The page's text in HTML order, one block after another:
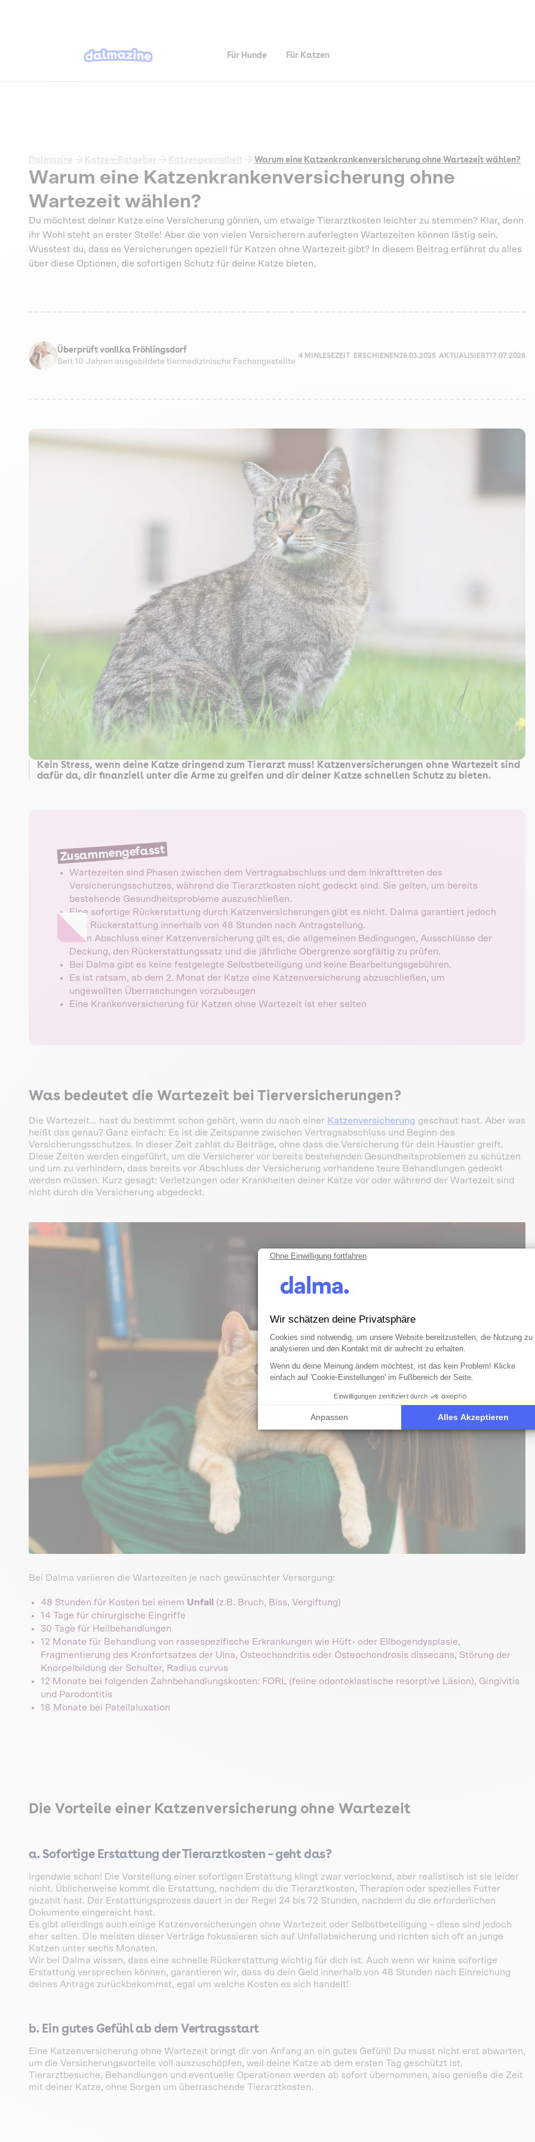
Für Hunde Für Katzen
Dalmazine Katzen-Ratgeber Katzengesundheit Warum eine Katzenkrankenversicherung ohne Wartezeit wählen?
Warum eine Katzenkrankenversicherung ohne
Wartezeit wählen?
Du möchtest deiner Katze eine Versicherung gönnen, um etwaige Tierarztkosten leichter zu stemmen? Klar, denn
ihr Wohl steht an erster Stelle! Aber die von vielen Versicherern auferlegten Wartezeiten können lästig sein.
Wusstest du, dass es Versicherungen speziell für Katzen ohne Wartezeit gibt? In diesem Beitrag erfährst du alles
über diese Optionen, die sofortigen Schutz für deine Katze bieten.
Überprüft von Ilka Fröhlingsdorf
Seit 10 Jahren ausgebildete tiermedizinische Fachangestellte
4 MIN LESEZEIT ERSCHIENEN26.03.2025 AKTUALISIERT17.07.2026
Kein Stress, wenn deine Katze dringend zum Tierarzt muss! Katzenversicherungen ohne Wartezeit sind
dafür da, dir finanziell unter die Arme zu greifen und dir deiner Katze schnellen Schutz zu bieten.
Zusammengefasst
Wartezeiten sind Phasen zwischen dem Vertragsabschluss und dem Inkrafttreten des
Versicherungsschutzes, während die Tierarztkosten nicht gedeckt sind. Sie gelten, um bereits
bestehende Gesundheitsprobleme auszuschließen.
Eine sofortige Rückerstattung durch Katzenversicherungen gibt es nicht. Dalma garantiert jedoch
eine Rückerstattung innerhalb von 48 Stunden nach Antragstellung.
Beim Abschluss einer Katzenversicherung gilt es, die allgemeinen Bedingungen, Ausschlüsse der
Deckung, den Rückerstattungssatz und die jährliche Obergrenze sorgfältig zu prüfen.
Bei Dalma gibt es keine festgelegte Selbstbeteiligung und keine Bearbeitungsgebühren.
Es ist ratsam, ab dem 2. Monat der Katze eine Katzenversicherung abzuschließen, um
ungewollten Überraschungen vorzubeugen
Eine Krankenversicherung für Katzen ohne Wartezeit ist eher selten
Was bedeutet die Wartezeit bei Tierversicherungen?
Die Wartezeit… hast du bestimmt schon gehört, wenn du nach einer Katzenversicherung geschaut hast. Aber was
heißt das genau? Ganz einfach: Es ist die Zeitspanne zwischen Vertragsabschluss und Beginn des
Versicherungsschutzes. In dieser Zeit zahlst du Beiträge, ohne dass die Versicherung für dein Haustier greift.
Diese Zeiten werden eingeführt, um die Versicherer vor bereits bestehenden Gesundheitsproblemen zu schützen
und um zu verhindern, dass bereits vor Abschluss der Versicherung vorhandene teure Behandlungen gedeckt
werden müssen. Kurz gesagt: Verletzungen oder Krankheiten deiner Katze vor oder während der Wartezeit sind
nicht durch die Versicherung abgedeckt.
Bei Dalma variieren die Wartezeiten je nach gewünschter Versorgung:
48 Stunden für Kosten bei einem Unfall
(z.B. Bruch, Biss, Vergiftung)
14 Tage für chirurgische Eingriffe
30 Tage für Heilbehandlungen
12 Monate für Behandlung von rassespezifische Erkrankungen wie Hüft- oder Ellbogendysplasie,
Fragmentierung des Kronfortsatzes der Ulna, Osteochondritis oder Osteochondrosis dissecans, Störung der
Knorpelbildung der Schulter, Radius curvus
12 Monate bei folgenden Zahnbehandlungskosten: FORL (feline odontoklastische resorptive Läsion), Gingivitis
und Parodontitis
18 Monate bei Patellaluxation
Die Vorteile einer Katzenversicherung ohne Wartezeit
a. Sofortige Erstattung der Tierarztkosten – geht das?
Irgendwie schon! Die Vorstellung einer sofortigen Erstattung klingt zwar verlockend, aber realistisch ist sie leider
nicht. Üblicherweise kommt die Erstattung, nachdem du die Tierarztkosten, Therapien oder spezielles Futter
gezahlt hast. Der Erstattungsprozess dauert in der Regel 24 bis 72 Stunden, nachdem du die erforderlichen
Dokumente eingereicht hast.
Es gibt allerdings auch einige Katzenversicherungen ohne Wartezeit oder Selbstbeteiligung – diese sind jedoch
eher selten. Die meisten dieser Verträge fokussieren sich auf Unfallabsicherung und richten sich oft an junge
Katzen unter sechs Monaten.
Wir bei Dalma wissen, dass eine schnelle Rückerstattung wichtig für dich ist. Auch wenn wir keine sofortige
Erstattung versprechen können, garantieren wir, dass du dein Geld innerhalb von 48 Stunden nach Einreichung
deines Antrags zurückbekommst, egal um welche Kosten es sich handelt!
b. Ein gutes Gefühl ab dem Vertragsstart
Eine Katzenversicherung ohne Wartezeit bringt dir von Anfang an ein gutes Gefühl! Du musst nicht erst abwarten,
um die Versicherungsvorteile voll auszuschöpfen, weil deine Katze ab dem ersten Tag geschützt ist.
Tierarztbesuche, Behandlungen und eventuelle Operationen werden ab sofort übernommen, also genieße die Zeit
mit deiner Katze, ohne Sorgen um überraschende Tierarztkosten.
Ohne Einwilligung fortfahren
Wir schätzen deine Privatsphäre
Einwilligungsmanagementplattform:
Cookies sind notwendig, um unsere Website bereitzustellen, die Nutzung zu
analysieren und den Kontakt mit dir aufrecht zu erhalten.
Wenn du deine Meinung ändern möchtest, ist das kein Problem! Klicke
einfach auf 'Cookie-Einstellungen' im Fußbereich der Seite.
Einwilligungen zertifiziert durch
Anpassen Alles Akzeptieren